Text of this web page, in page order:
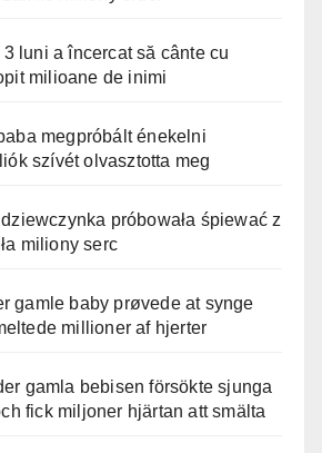
luni a încercat să cânte cu
milioane de inimi
megpróbált énekelni
szívét olvasztotta meg
próbowała śpiewać z
miliony serc
gamle baby prøvede at synge
millioner af hjerter
gamla bebisen försökte sjunga
fick miljoner hjärtan att smälta